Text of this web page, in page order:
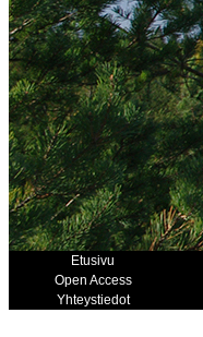
Etusivu
Open Access
Yhteystiedot